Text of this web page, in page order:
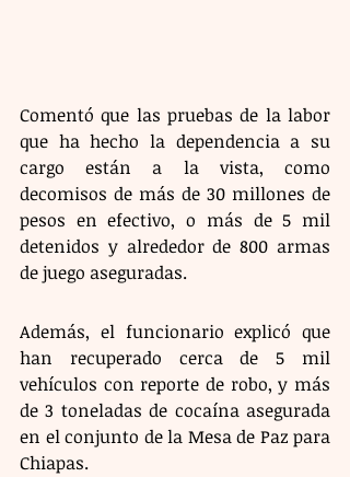
Comentó que las pruebas de la labor
que ha hecho la dependencia a su
cargo están a la vista, como
decomisos de más de 30 millones de
pesos en efectivo, o más de 5 mil
detenidos y alrededor de 800 armas
de juego aseguradas.
Además, el funcionario explicó que
han recuperado cerca de 5 mil
vehículos con reporte de robo, y más
de 3 toneladas de cocaína asegurada
en el conjunto de la Mesa de Paz para
Chiapas.